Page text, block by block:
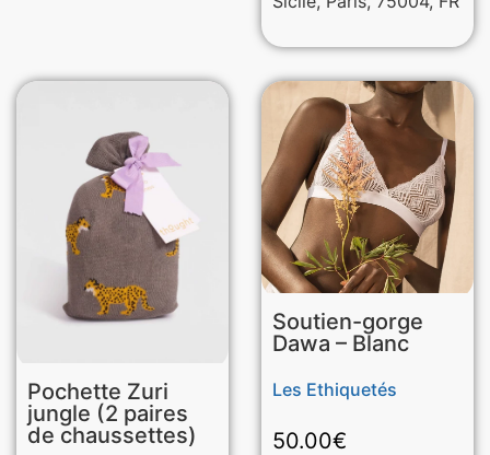
Pochette Zuri
jungle (2 paires
de chaussettes)
Soutien-gorge
Dawa – Blanc
Les Ethiquetés
50.00€